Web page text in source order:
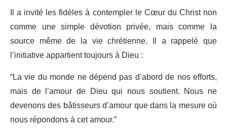
Il a invité les fidèles à contempler le Cœur du Christ non
comme une simple dévotion privée, mais comme la
source même de la vie chrétienne. Il a rappelé que
l’initiative appartient toujours à Dieu :
“La vie du monde ne dépend pas d’abord de nos efforts,
mais de l’amour de Dieu qui nous soutient. Nous ne
devenons des bâtisseurs d’amour que dans la mesure où
nous répondons à cet amour.”